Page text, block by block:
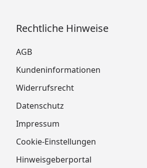
Rechtliche Hinweise
AGB
Kundeninformationen
Widerrufsrecht
Datenschutz
Impressum
Cookie-Einstellungen
Hinweisgeberportal